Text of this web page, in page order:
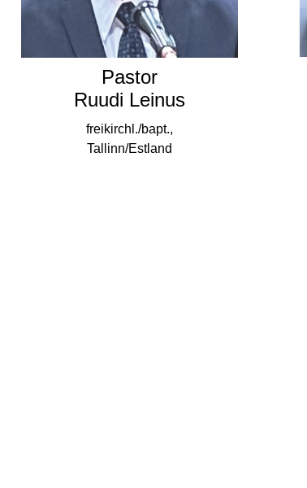
Pastor
Ruudi Leinus
freikirchl./bapt.,
Tallinn/Estland